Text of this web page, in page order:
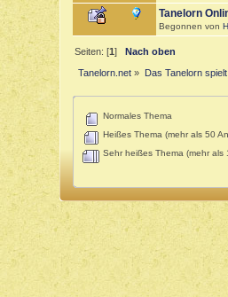
Tanelorn
Begonnen von
Seiten: [1]Nach oben
Tanelorn.net » Das Tanelorn spielt
Normales Thema
Heißes Thema (mehr als 50
Sehr heißes Thema (mehr als